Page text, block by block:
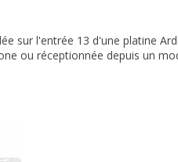
sur l'entrée 13 d'une platine
ou réceptionnée depuis un